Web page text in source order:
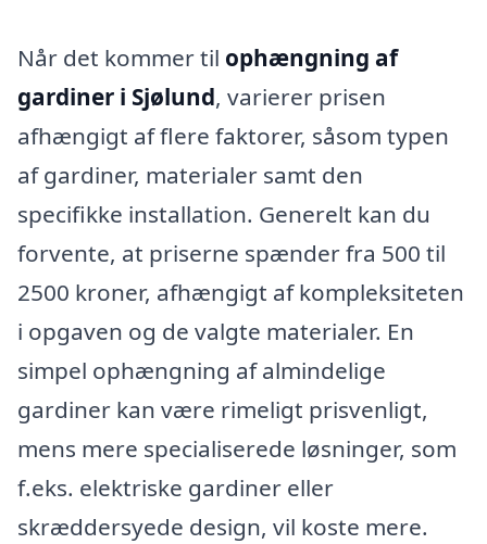
Når det kommer til ophængning af
gardiner i Sjølund, varierer prisen
afhængigt af flere faktorer, såsom typen
af gardiner, materialer samt den
specifikke installation. Generelt kan du
forvente, at priserne spænder fra 500 til
2500 kroner, afhængigt af kompleksiteten
i opgaven og de valgte materialer. En
simpel ophængning af almindelige
gardiner kan være rimeligt prisvenligt,
mens mere specialiserede løsninger, som
f.eks. elektriske gardiner eller
skræddersyede design, vil koste mere.